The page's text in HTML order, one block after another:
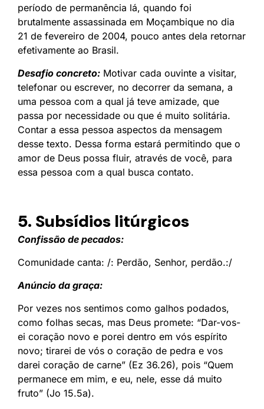
período de permanência lá, quando foi
brutalmente assassinada em Moçambique no dia
21 de fevereiro de 2004, pouco antes dela retornar
efetivamente ao Brasil.
Desafio concreto: Motivar cada ouvinte a visitar,
telefonar ou escrever, no decorrer da semana, a
uma pessoa com a qual já teve amizade, que
passa por necessidade ou que é muito solitária.
Contar a essa pessoa aspectos da mensagem
desse texto. Dessa forma estará permitindo que o
amor de Deus possa fluir, através de você, para
essa pessoa com a qual busca contato.
5. Subsídios litúrgicos
Confissão de pecados:
Comunidade canta: /: Perdão, Senhor, perdão.:/
Anúncio da graça:
Por vezes nos sentimos como galhos podados,
como folhas secas, mas Deus promete: “Dar-vos-
ei coração novo e porei dentro em vós espírito
novo; tirarei de vós o coração de pedra e vos
darei coração de carne” (Ez 36.26), pois “Quem
permanece em mim, e eu, nele, esse dá muito
fruto” (Jo 15.5a).